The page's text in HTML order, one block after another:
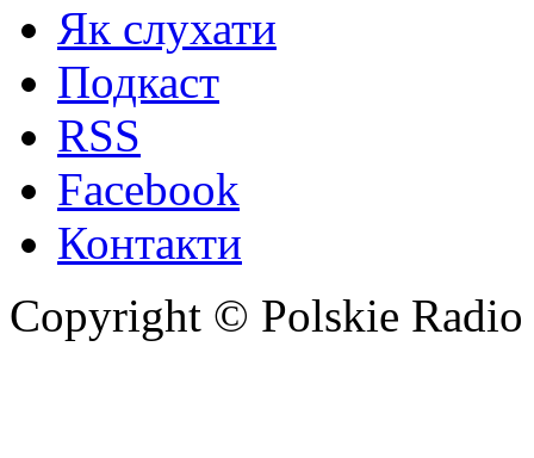
Як слухати
Подкаст
RSS
Facebook
Контакти
Copyright © Polskie